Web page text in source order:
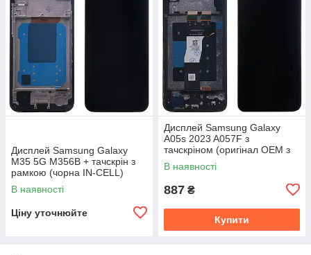
Дисплей Samsung Galaxy
M35 5G M356B + тачскрін з
рамкою (чорна IN-CELL)
В наявності
Ціну уточнюйте
Дисплей Samsung Galaxy
A05s 2023 A057F з
тачскріном (оригінал OEM з
рамкою)
В наявності
887 ₴
Купити